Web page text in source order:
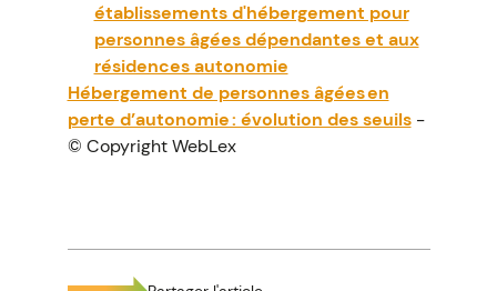
établissements d'hébergement pour
personnes âgées dépendantes et aux
résidences autonomie
Hébergement de personnes âgées en
perte d’autonomie : évolution des seuils-
© Copyright WebLex